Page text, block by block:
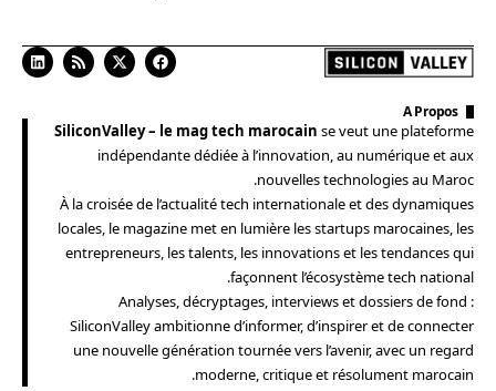
A Propos
SiliconValley – le mag tech marocain se veut une plateforme
indépendante dédiée à l’innovation, au numérique et aux
nouvelles technologies au Maroc.
À la croisée de l’actualité tech internationale et des dynamiques
locales, le magazine met en lumière les startups marocaines, les
entrepreneurs, les talents, les innovations et les tendances qui
façonnent l’écosystème tech national.
Analyses, décryptages, interviews et dossiers de fond :
SiliconValley ambitionne d’informer, d’inspirer et de connecter
une nouvelle génération tournée vers l’avenir, avec un regard
moderne, critique et résolument marocain.